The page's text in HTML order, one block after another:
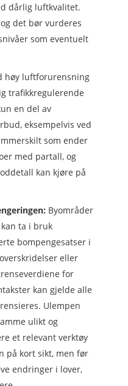
dårlig luftkvalitet.
det bør vurderes
som eventuelt
høy luftforurensning
trafikkregulerende
en del av
eksempelvis ved
som ender
med partall, og
kan kjøre på
Byområder
ta i bruk
bompengesatser i
eller
for
kan gjelde alle
Ulempen
ulikt og
et relevant verktøy
på kort sikt, men før
endringer i lover,